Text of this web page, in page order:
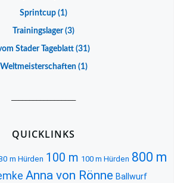
Sprintcup (1)
Trainingslager(3)
Stader Tageblatt(31)
Weltmeisterschaften(1)
QUICKLINKS
m Hürden 100 m 100 m Hürden 800 m
Anna von Rönne Ballwurf